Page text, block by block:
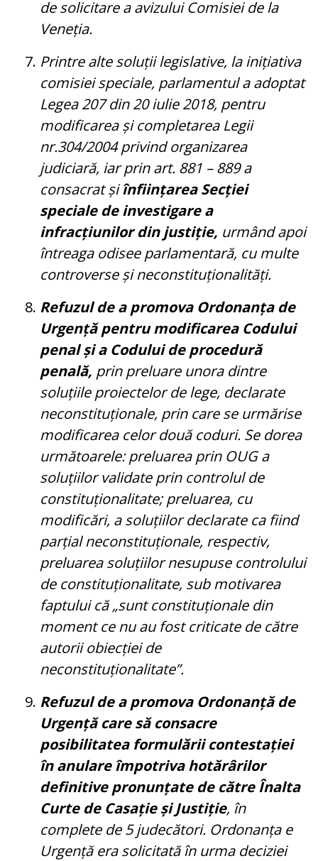
de solicitare a avizului Comisiei de la
Veneția.
Printre alte soluții legislative, la inițiativa
comisiei speciale, parlamentul a adoptat
Legea 207 din 20 iulie 2018, pentru
modificarea și completarea Legii
nr.304/2004 privind organizarea
judiciară, iar prin art. 881 – 889 a
consacrat șiînființarea Secției
speciale de investigare a
infracțiunilor din justiție, urmând apoi
întreaga odisee parlamentară, cu multe
controverse și neconstituționalități.
Refuzul de a promova Ordonanța de
Urgență pentru modificarea Codului
penal și a Codului de procedură
penală, prin preluare unora dintre
soluțiile proiectelor de lege, declarate
neconstituționale, prin care se urmărise
modificarea celor două coduri. Se dorea
următoarele: preluarea prin OUG a
soluțiilor validate prin controlul de
constituționalitate; preluarea, cu
modificări, a soluțiilor declarate ca fiind
parțial neconstituționale, respectiv,
preluarea soluțiilor nesupuse controlului
de constituționalitate, sub motivarea
faptului că „sunt constituționale din
moment ce nu au fost criticate de către
autorii obiecției de
neconstituționalitate”.
Refuzul de a promova Ordonanță de
Urgență care să consacre
posibilitatea formulării contestației
în anulare împotriva hotărârilor
definitive pronunțate de către Înalta
Curte de Casație și Justiție, în
complete de 5 judecători. Ordonanța e
Urgență era solicitată în urma deciziei